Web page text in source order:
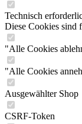
Technisch
Diese Cookies sind
"Alle Cookies
"Alle Cookies
Ausgewählter Shop
CSRF-Token